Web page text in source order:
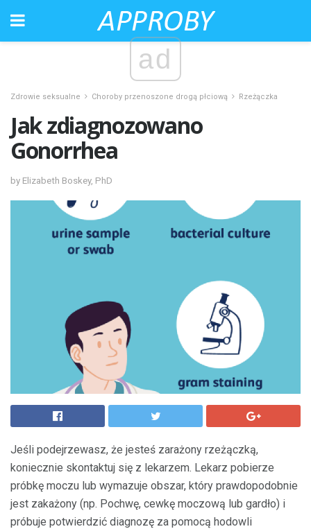
ad
Zdrowie seksualne Choroby przenoszone drogą płciową Rzeżączka
Jak zdiagnozowano
Gonorrhea
by Elizabeth Boskey, PhD
Jeśli podejrzewasz, że jesteś zarażony rzeżączką,
koniecznie skontaktuj się z lekarzem. Lekarz pobierze
próbkę moczu lub wymazuje obszar, który prawdopodobnie
jest zakażony (np. Pochwę, cewkę moczową lub gardło) i
próbuje potwierdzić diagnozę za pomocą hodowli